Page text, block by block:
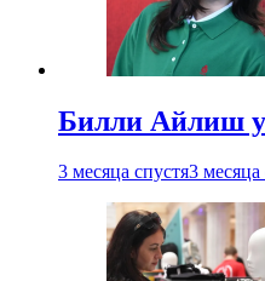
Билли Айлиш
3 месяца спустя3 месяца